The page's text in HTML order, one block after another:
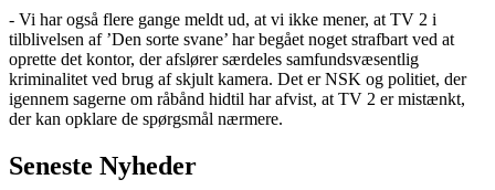
- Vi har også flere gange meldt ud, at vi ikke mener, at TV 2 i
tilblivelsen af ’Den sorte svane’ har begået noget strafbart ved at
oprette det kontor, der afslører særdeles samfundsvæsentlig
kriminalitet ved brug af skjult kamera. Det er NSK og politiet, der
igennem sagerne om råbånd hidtil har afvist, at TV 2 er mistænkt,
der kan opklare de spørgsmål nærmere.
Seneste Nyheder